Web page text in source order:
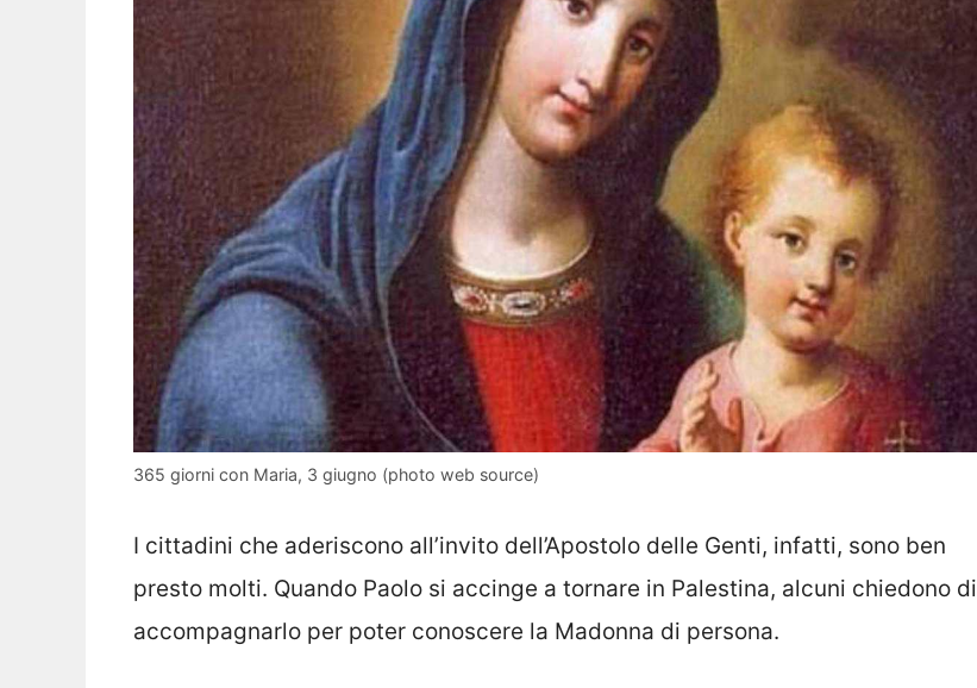
365 giorni con Maria, 3 giugno (photo web source)
I cittadini che aderiscono all’invito dell’Apostolo delle Genti, infatti, sono ben
presto molti. Quando Paolo si accinge a tornare in Palestina, alcuni chiedono di
accompagnarlo per poter conoscere la Madonna di persona.